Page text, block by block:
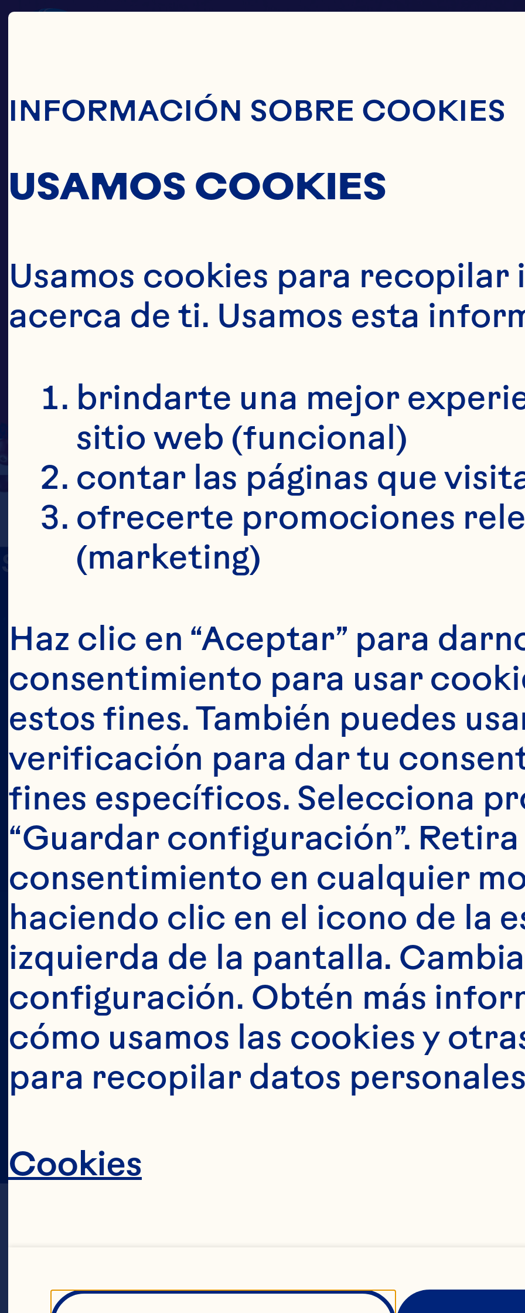
EL
Primer día. Tres granjeros
sed de un comienzo audaz. Hoy
ese espíritu
Conoce A Nuestros
JUGOS
INFORMACIÓN SOBRE COOKIES
USAMOS COOKIES
Usamos cookies para
acerca de ti. Usamos esta
brindarte una mejor
sitio web (funcional)
contar las páginas que
ofrecerte promociones
(marketing)
Haz clic en “Aceptar” para
consentimiento para usar
estos fines. También puedes
verificación para dar tu
fines específicos. Selecciona
“Guardar configuración”.
consentimiento en cualquier
haciendo clic en el icono de la
izquierda de la pantalla.
configuración. Obtén más
cómo usamos las cookies y
para recopilar datos
Cookies